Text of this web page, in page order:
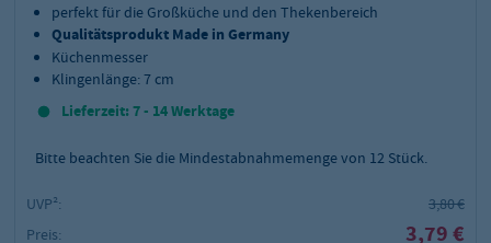
perfekt für die Großküche und den Thekenbereich
Qualitätsprodukt Made in Germany
Küchenmesser
Klingenlänge: 7 cm
Lieferzeit: 7 - 14 Werktage
Bitte beachten Sie die Mindestabnahmemenge von 12 Stück.
UVP²:
3,80 €
Preis:
3,79 €